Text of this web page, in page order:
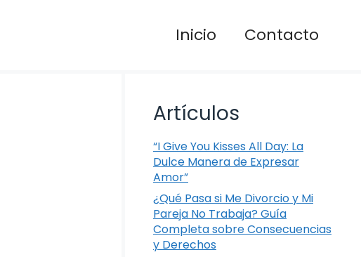
Inicio Contacto
Artículos
“I Give You Kisses All Day: La
Dulce Manera de Expresar
Amor”
¿Qué Pasa si Me Divorcio y Mi
Pareja No Trabaja? Guía
Completa sobre Consecuencias
y Derechos